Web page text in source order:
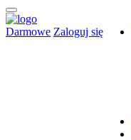
Darmowe Zaloguj się